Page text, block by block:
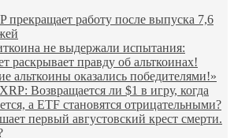
прекращает работу после выпуска 7,6
не выдержали испытания:
раскрывает правду об альткоинах!
альткоины оказались победителями!»
Возвращается ли $1 в игру, когда
а ETF становятся отрицательными?
первый августовский крест смерти.